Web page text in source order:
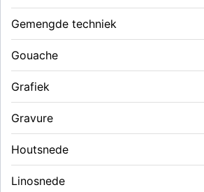
Gemengde techniek
Gouache
Grafiek
Gravure
Houtsnede
Linosnede